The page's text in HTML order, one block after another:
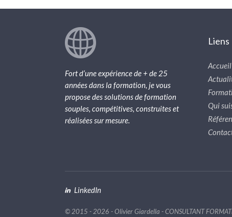
Fort d’une expérience de + de 25
années dans la formation, je vous
propose des solutions de formation
souples, compétitives, construites et
réalisées sur mesure.
Liens
Accueil
Qui
LinkedIn
© 2015 - 2026 - Olivier Giardella - CONSULTANT